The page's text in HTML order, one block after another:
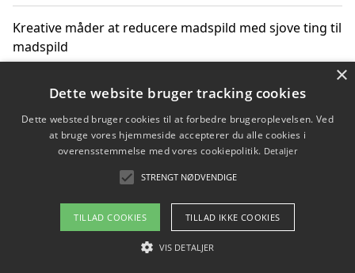
Kreative måder at reducere madspild med sjove ting til
madspild
Sjove måder at reducere madspild med aktiviteter for
Hvor finder jeg nemme måltidskasser i Vejle
Copyright 2026 - Pilanto Aps
Om / kontakt
Blog Betingelser
×
Dette website bruger tracking cookies
Dette websted bruger cookies til at forbedre brugeroplevelsen. Ved
at bruge vores hjemmeside accepterer du alle cookies i
overensstemmelse med vores cookiepolitik. Detaljer
STRENGT NØDVENDIGE
TILLAD COOKIES TILLAD IKKE COOKIES
VIS DETALJER